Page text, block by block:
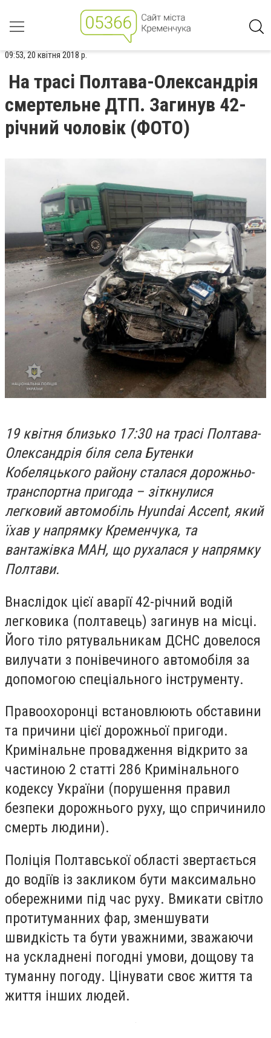
09:53, 20 квітня 2018 р.
На трасі Полтава-Олександрія
смертельне ДТП. Загинув 42-
річний чоловік (ФОТО)
19 квітня близько 17:30 на трасі Полтава-
Олександрія біля села Бутенки
Кобеляцького району сталася дорожньо-
транспортна пригода – зіткнулися
легковий автомобіль Hyundai Accent, який
їхав у напрямку Кременчука, та
вантажівка МАН, що рухалася у напрямку
Полтави.
Внаслідок цієї аварії 42-річний водій
легковика (полтавець) загинув на місці.
Його тіло рятувальникам ДСНС довелося
вилучати з понівечиного автомобіля за
допомогою спеціального інструменту.
Правоохоронці встановлюють обставини
та причини цієї дорожньої пригоди.
Кримінальне провадження відкрито за
частиною 2 статті 286 Кримінального
кодексу України (порушення правил
безпеки дорожнього руху, що спричинило
смерть людини).
Поліція Полтавської області звертається
до водіїв із закликом бути максимально
обережними під час руху. Вмикати світло
протитуманних фар, зменшувати
швидкість та бути уважними, зважаючи
на ускладнені погодні умови, дощову та
туманну погоду. Цінувати своє життя та
життя інших людей.